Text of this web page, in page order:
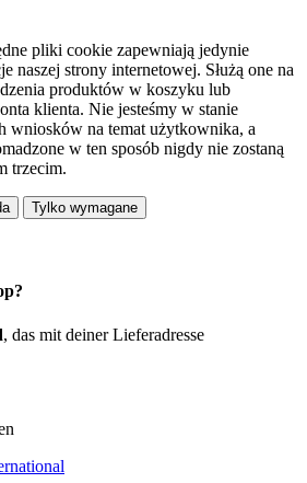
pliki cookie zapewniają jedynie
naszej strony internetowej. Służą one na
produktów w koszyku lub
klienta. Nie jesteśmy w stanie
wniosków na temat użytkownika, a
w ten sposób nigdy nie zostaną
trzecim.
Tylko wymagane
, das mit deiner Lieferadresse